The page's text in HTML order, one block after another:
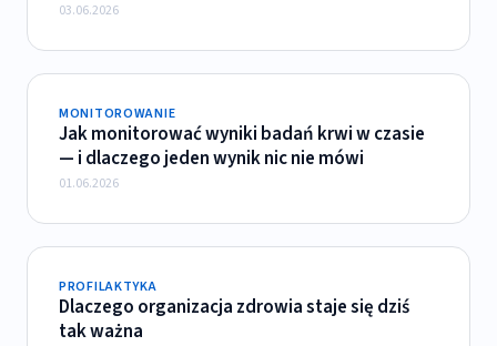
03.06.2026
MONITOROWANIE
Jak monitorować wyniki badań krwi w czasie
— i dlaczego jeden wynik nic nie mówi
01.06.2026
PROFILAKTYKA
Dlaczego organizacja zdrowia staje się dziś
tak ważna